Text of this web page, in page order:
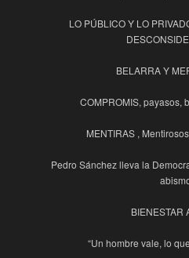
LO PÚBLICO Y LO
BELARRA Y
COMPROMIS, payasos,
MENTIRAS ,
Pedro Sánchez lleva la
BIENESTAR
“Un hombre vale, lo